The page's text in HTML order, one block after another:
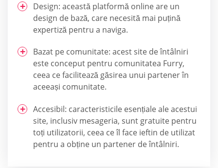
Design: această platformă online are un
design de bază, care necesită mai puțină
expertiză pentru a naviga.
Bazat pe comunitate: acest site de întâlniri
este conceput pentru comunitatea Furry,
ceea ce facilitează găsirea unui partener în
aceeași comunitate.
Accesibil: caracteristicile esențiale ale acestui
site, inclusiv mesageria, sunt gratuite pentru
toți utilizatorii, ceea ce îl face ieftin de utilizat
pentru a obține un partener de întâlniri.